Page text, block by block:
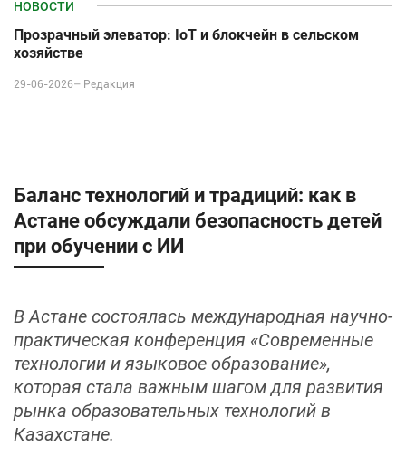
НОВОСТИ
Прозрачный элеватор: IoT и блокчейн в сельском
хозяйстве
29-06-2026– Редакция
Баланс технологий и традиций: как в
Астане обсуждали безопасность детей
при обучении с ИИ
В Астане состоялась международная научно-
практическая конференция «Современные
технологии и языковое образование»,
которая стала важным шагом для развития
рынка образовательных технологий в
Казахстане.